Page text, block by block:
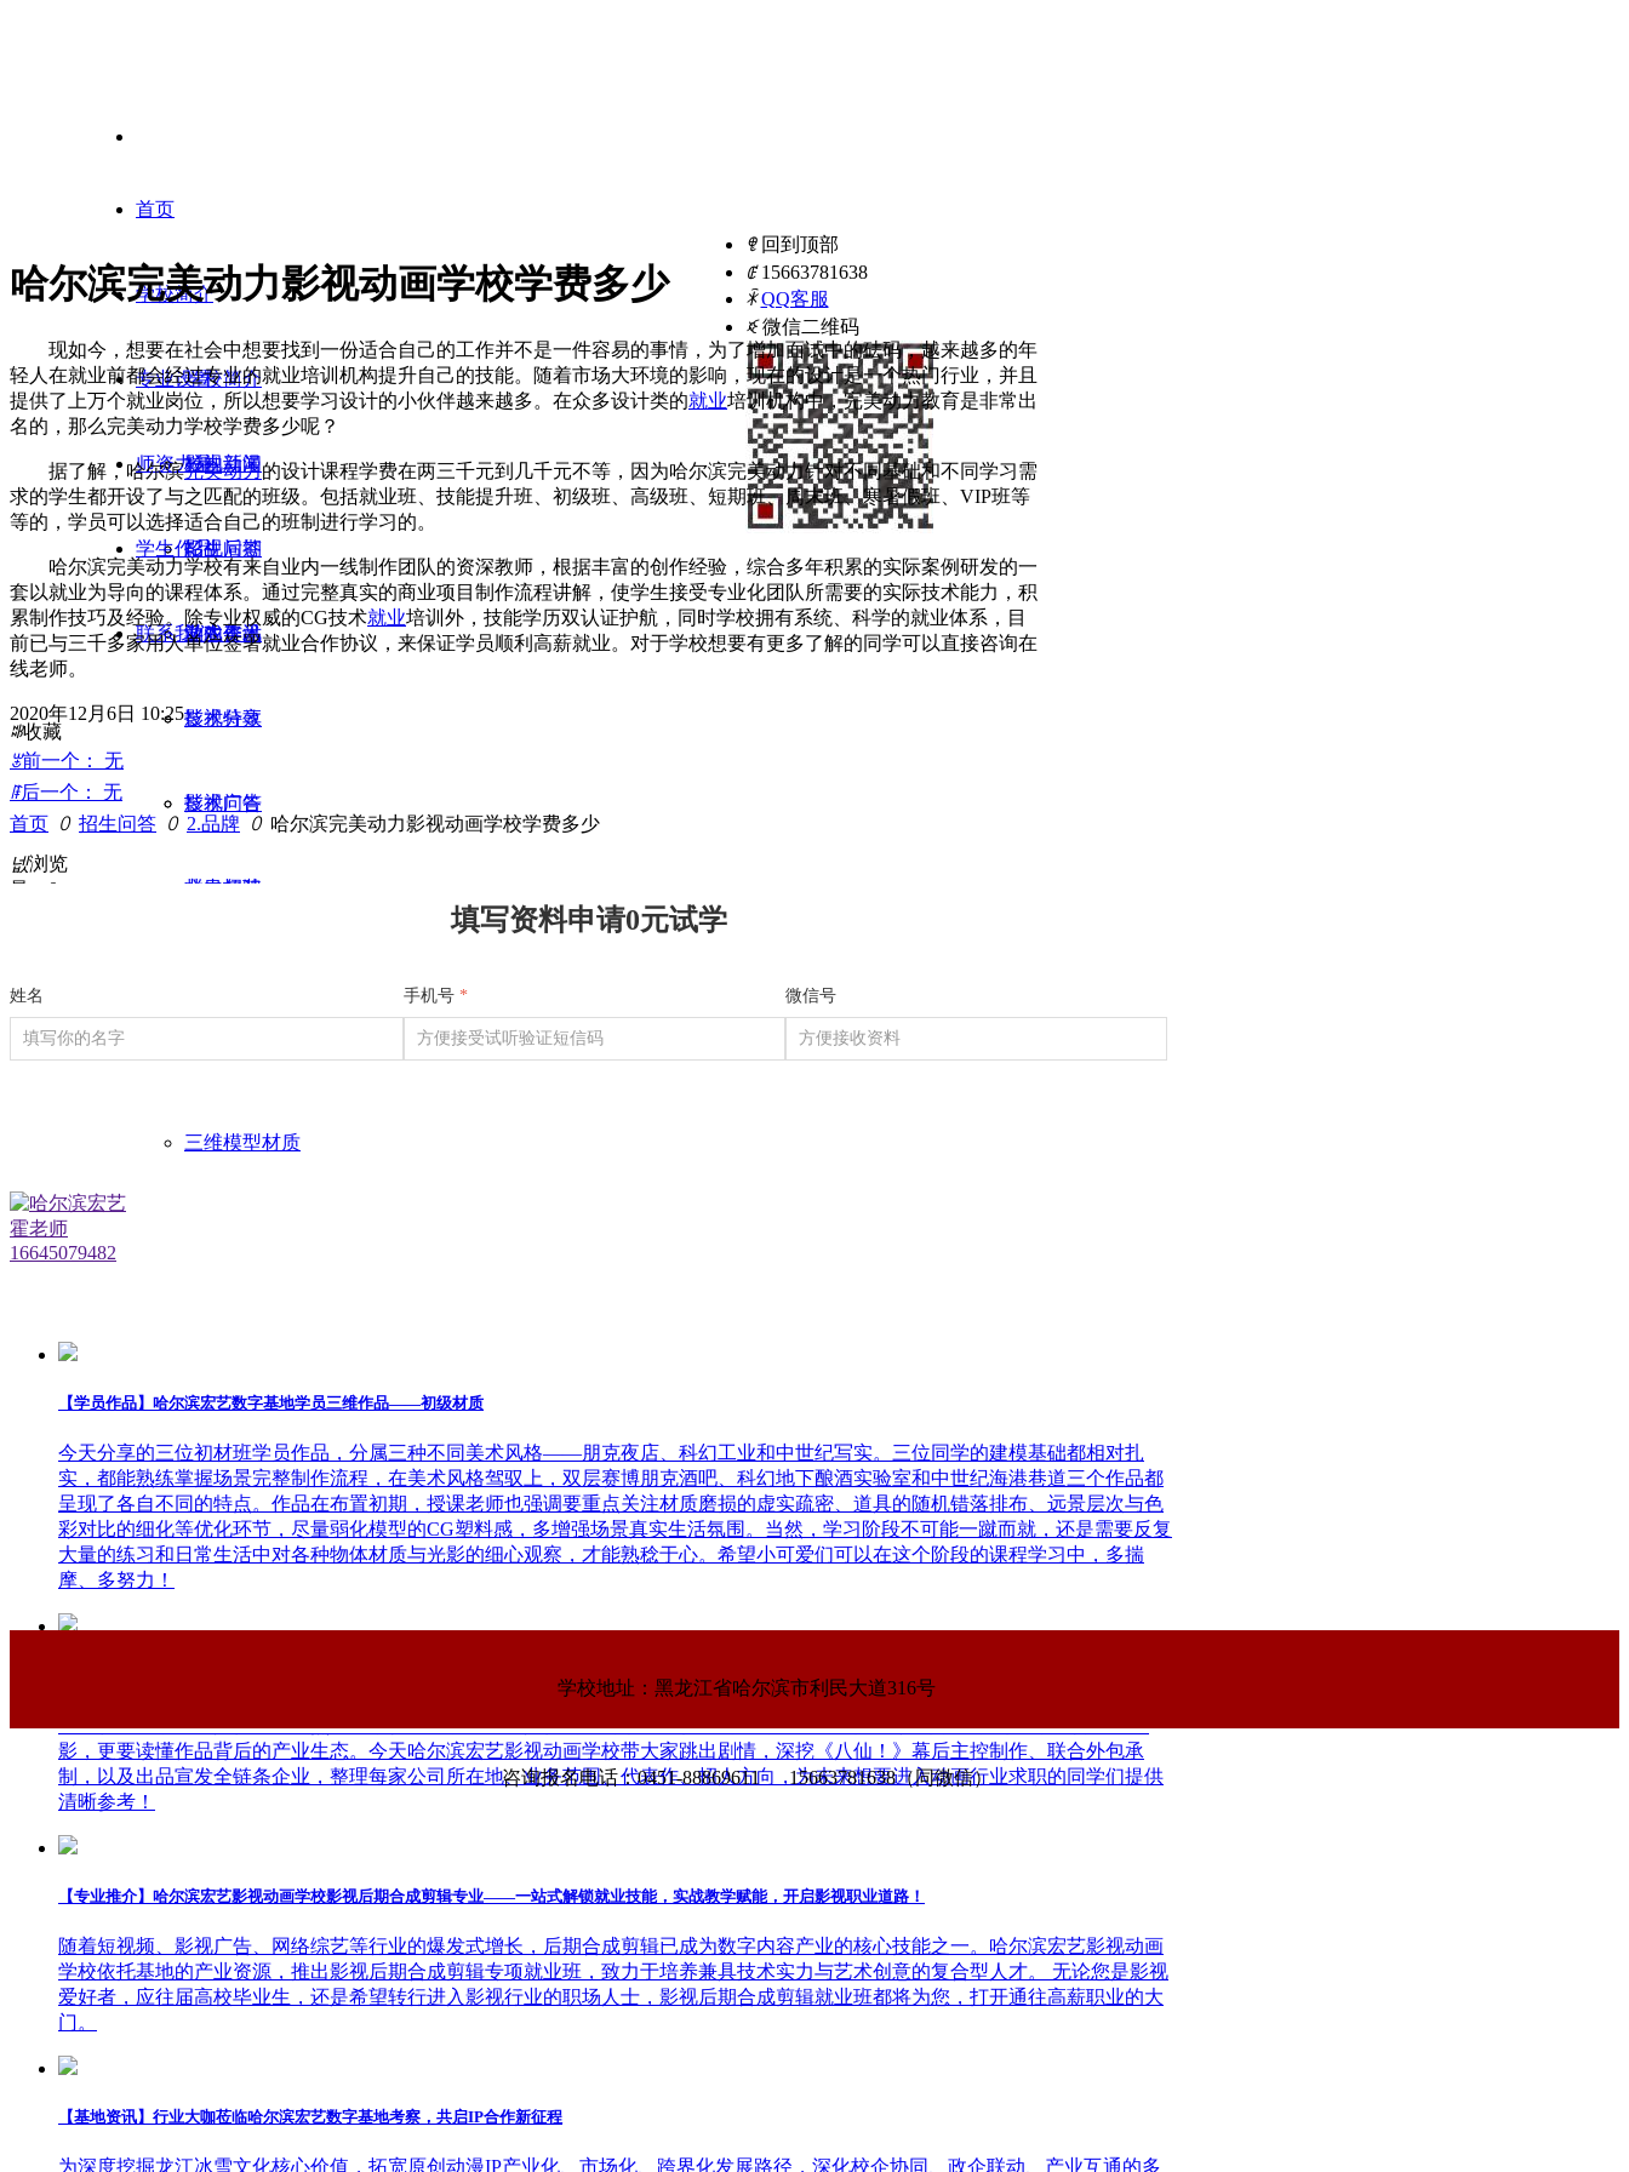
首页
学校简介
学校简介
校内新闻
招生问答
业内资讯
专业设置
影视动漫
影视后期
游戏美术
影视特效
影视广告
栏目包装
短视频制作
三维模型材质
师资力量
学生作品
学生作品
技术分享
技术问答
业内招聘
联系我们
ꁸ 回到顶部
ꂅ 15663781638
ꁗ QQ客服
ꀥ 微信二维码
哈尔滨完美动力影视动画学校学费多少
现如今，想要在社会中想要找到一份适合自己的工作并不是一件容易的事情，为了增加面试中的砝码，越来越多的年
轻人在就业前都会经过专业的就业培训机构提升自己的技能。随着市场大环境的影响，现在的设计是一个热门行业，并且
提供了上万个就业岗位，所以想要学习设计的小伙伴越来越多。在众多设计类的就业培训机构中，完美动力教育是非常出
名的，那么完美动力学校学费多少呢？
据了解，哈尔滨完美动力的设计课程学费在两三千元到几千元不等，因为哈尔滨完美动力针对不同基础和不同学习需
求的学生都开设了与之匹配的班级。包括就业班、技能提升班、初级班、高级班、短期班、周末班、寒暑假班、VIP班等
等的，学员可以选择适合自己的班制进行学习的。
哈尔滨完美动力学校有来自业内一线制作团队的资深教师，根据丰富的创作经验，综合多年积累的实际案例研发的一
套以就业为导向的课程体系。通过完整真实的商业项目制作流程讲解，使学生接受专业化团队所需要的实际技术能力，积
累制作技巧及经验。除专业权威的CG技术就业培训外，技能学历双认证护航，同时学校拥有系统、科学的就业体系，目
前已与三千多家用人单位签署就业合作协议，来保证学员顺利高薪就业。对于学校想要有更多了解的同学可以直接咨询在
线老师。
2020年12月6日 10:25
ꄀ收藏
ꂃ前一个：
无
ꁹ后一个：
无
首页 ꄲ 招生问答 ꄲ 2.品牌 ꄲ 哈尔滨完美动力影视动画学校学费多少
넶浏览
量：
0
填写资料申请0元试学
姓名 手机号 * 微信号
【学员作品】哈尔滨宏艺数字基地学员三维作品——初级材质
今天分享的三位初材班学员作品，分属三种不同美术风格——朋克夜店、科幻工业和中世纪写实。三位同学的建模基础都相对扎
实，都能熟练掌握场景完整制作流程，在美术风格驾驭上，双层赛博朋克酒吧、科幻地下酿酒实验室和中世纪海港巷道三个作品都
呈现了各自不同的特点。作品在布置初期，授课老师也强调要重点关注材质磨损的虚实疏密、道具的随机错落排布、远景层次与色
彩对比的细化等优化环节，尽量弱化模型的CG塑料感，多增强场景真实生活氛围。当然，学习阶段不可能一蹴而就，还是需要反复
大量的练习和日常生活中对各种物体材质与光影的细心观察，才能熟稔于心。希望小可爱们可以在这个阶段的课程学习中，多揣
摩、多努力！
【干货分享】哈尔滨宏艺影视动画学校拆解暑期黑马《八仙！》幕后阵容！动画专业学子求职必看动画公司清单
暑期档口碑动画《八仙！》火热上映，很多同学沉浸在八仙的奇幻故事、精良的3D动画画面之中。作为动画学习者，我们不止观
影，更要读懂作品背后的产业生态。今天哈尔滨宏艺影视动画学校带大家跳出剧情，深挖《八仙！》幕后主控制作、联合外包承
制，以及出品宣发全链条企业，整理每家公司所在地、业务范围、代表作、招人方向，为未来想要进入动画行业求职的同学们提供
清晰参考！
【专业推介】哈尔滨宏艺影视动画学校影视后期合成剪辑专业——一站式解锁就业技能，实战教学赋能，开启影视职业道路！
随着短视频、影视广告、网络综艺等行业的爆发式增长，后期合成剪辑已成为数字内容产业的核心技能之一。哈尔滨宏艺影视动画
学校依托基地的产业资源，推出影视后期合成剪辑专项就业班，致力于培养兼具技术实力与艺术创意的复合型人才。 无论您是影视
爱好者，应往届高校毕业生，还是希望转行进入影视行业的职场人士，影视后期合成剪辑就业班都将为您，打开通往高薪职业的大
门。
【基地资讯】行业大咖莅临哈尔滨宏艺数字基地考察，共启IP合作新征程
为深度挖掘龙江冰雪文化核心价值，拓宽原创动漫IP产业化、市场化、跨界化发展路径，深化校企协同、政企联动、产业互通的多
学校地址：黑龙江省哈尔滨市利民大道316号
咨询报名电话：0451-88869611 15663781638（同微信）